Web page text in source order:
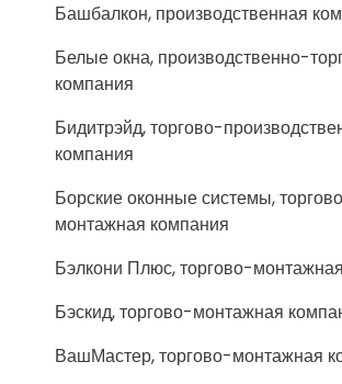
Башбалкон, производственная
Белые окна, производственно-
компания
Бидитрэйд, торгово-
компания
Борские оконные системы,
монтажная компания
Бэлкони Плюс, торгово-
Бэскид, торгово-монтажная
ВашМастер, торгово-монтажная